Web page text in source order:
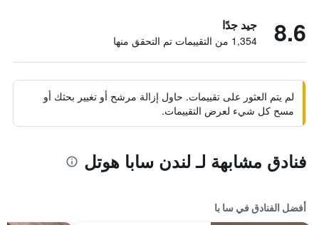
8.6 جيد جدًا
1,354 من التقييمات تم التحقق منها
لم يتم العثور على تقييمات. حاول إزالة مرشح أو تغيير بحثك أو
مسح كل شيء لعرض التقييمات.
فنادق مشابهة لـ لندن سابا هوتل
أفضل الفنادق في سا با